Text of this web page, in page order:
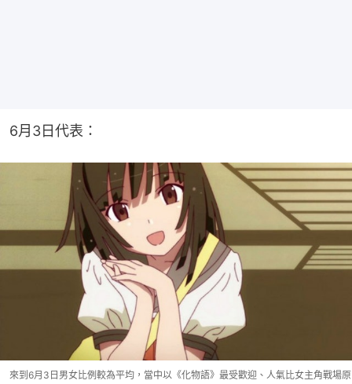
6月3日代表：
來到6月3日男女比例較為平均，當中以《化物語》最受歡迎、人氣比女主角戰場原